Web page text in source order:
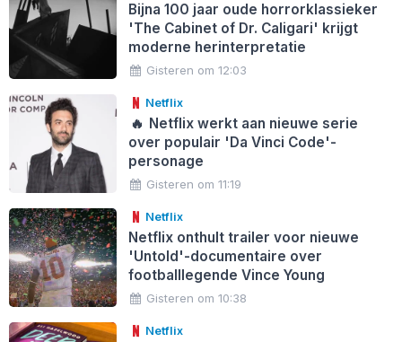
Bijna 100 jaar oude horrorklassieker
'The Cabinet of Dr. Caligari' krijgt
moderne herinterpretatie
Gisteren om 12:03
Netflix
🔥 Netflix werkt aan nieuwe serie
over populair 'Da Vinci Code'-
personage
Gisteren om 11:19
Netflix
Netflix onthult trailer voor nieuwe
'Untold'-documentaire over
footballlegende Vince Young
Gisteren om 10:38
Netflix